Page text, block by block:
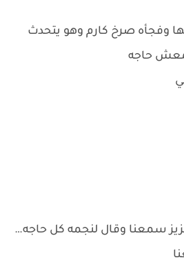
وفجأه صرخ كارم وهو يتحدث
حاجه
سمعنا وقال لنجمه كل حاجه…